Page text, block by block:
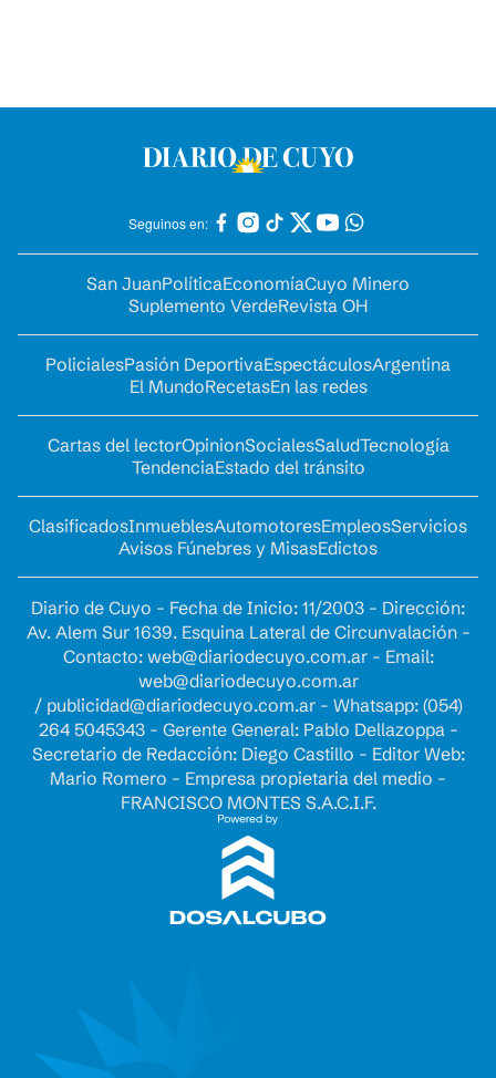
Seguinos en:
San JuanPolíticaEconomíaCuyo Minero
Suplemento VerdeRevista OH
PolicialesPasión DeportivaEspectáculosArgentina
El MundoRecetasEn las redes
Cartas del lectorOpinionSocialesSaludTecnología
TendenciaEstado del tránsito
ClasificadosInmueblesAutomotoresEmpleosServicios
Avisos Fúnebres y MisasEdictos
Diario de Cuyo - Fecha de Inicio: 11/2003 - Dirección:
Av. Alem Sur 1639. Esquina Lateral de Circunvalación -
Contacto: web@diariodecuyo.com.ar- Email:
web@diariodecuyo.com.ar
/ publicidad@diariodecuyo.com.ar- Whatsapp: (054)
264 5045343 - Gerente General: Pablo Dellazoppa -
Secretario de Redacción: Diego Castillo - Editor Web:
Mario Romero - Empresa propietaria del medio -
FRANCISCO MONTES S.A.C.I.F.